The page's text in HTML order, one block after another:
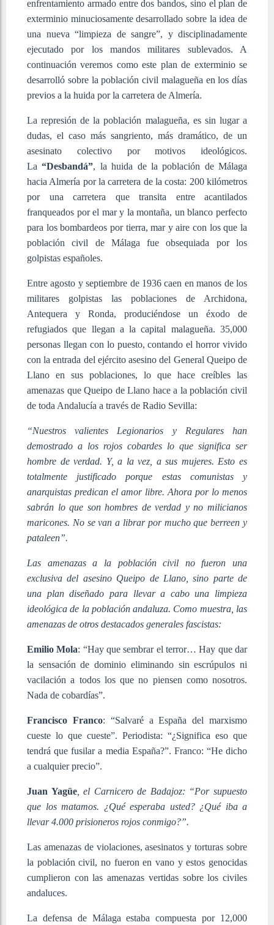
enfrentamiento armado entre dos bandos, sino el plan de
exterminio minuciosamente desarrollado sobre la idea de
una nueva “limpieza de sangre”, y disciplinadamente
ejecutado por los mandos militares sublevados. A
continuación veremos como este plan de exterminio se
desarrolló sobre la población civil malagueña en los días
previos a la huida por la carretera de Almería.
La represión de la población malagueña, es sin lugar a
dudas, el caso más sangriento, más dramático, de un
asesinato colectivo por motivos ideológicos.
La“Desbandá”, la huida de la población de Málaga
hacia Almería por la carretera de la costa: 200 kilómetros
por una carretera que transita entre acantilados
franqueados por el mar y la montaña, un blanco perfecto
para los bombardeos por tierra, mar y aire con los que la
población civil de Málaga fue obsequiada por los
golpistas españoles.
Entre agosto y septiembre de 1936 caen en manos de los
militares golpistas las poblaciones de Archidona,
Antequera y Ronda, produciéndose un éxodo de
refugiados que llegan a la capital malagueña. 35,000
personas llegan con lo puesto, contando el horror vivido
con la entrada del ejército asesino del General Queipo de
Llano en sus poblaciones, lo que hace creíbles las
amenazas que Queipo de Llano hace a la población civil
de toda Andalucía a través de Radio Sevilla:
“Nuestros valientes Legionarios y Regulares han
demostrado a los rojos cobardes lo que significa ser
hombre de verdad. Y, a la vez, a sus mujeres. Esto es
totalmente justificado porque estas comunistas y
anarquistas predican el amor libre. Ahora por lo menos
sabrán lo que son hombres de verdad y no milicianos
maricones. No se van a librar por mucho que berreen y
pataleen”.
Las amenazas a la población civil no fueron una
exclusiva del asesino Queipo de Llano, sino parte de
una plan diseñado para llevar a cabo una limpieza
ideológica de la población andaluza. Como muestra, las
amenazas de otros destacados generales fascistas:
Emilio Mola: “Hay que sembrar el terror… Hay que dar
la sensación de dominio eliminando sin escrúpulos ni
vacilación a todos los que no piensen como nosotros.
Nada de cobardías”.
Francisco Franco: “Salvaré a España del marxismo
cueste lo que cueste”. Periodista: “¿Significa eso que
tendrá que fusilar a media España?”. Franco: “He dicho
a cualquier precio”.
Juan Yagüe, el Carnicero de Badajoz: “Por supuesto
que los matamos. ¿Qué esperaba usted? ¿Qué iba a
llevar 4.000 prisioneros rojos conmigo?”.
Las amenazas de violaciones, asesinatos y torturas sobre
la población civil, no fueron en vano y estos genocidas
cumplieron con las amenazas vertidas sobre los civiles
andaluces.
La defensa de Málaga estaba compuesta por 12,000